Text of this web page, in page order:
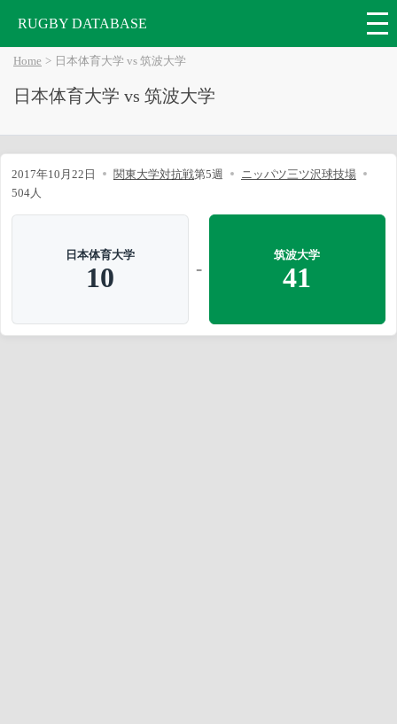
RUGBY DATABASE
Home 日本体育大学 vs 筑波大学
日本体育大学 vs 筑波大学
2017年10月22日 関東大学対抗戦第5週
ニッパツ三ツ沢球技場
504人
日本体育大学
10 -
筑波大学
41